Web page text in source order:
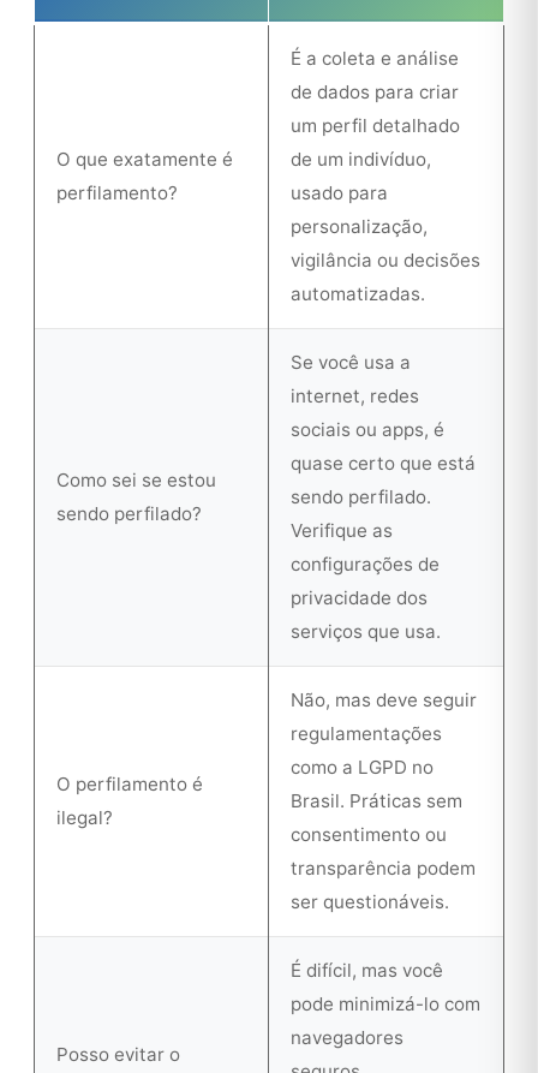
O que exatamente é
perfilamento?
É a coleta e análise
de dados para criar
um perfil detalhado
de um indivíduo,
usado para
personalização,
vigilância ou decisões
automatizadas.
Como sei se estou
sendo perfilado?
Se você usa a
internet, redes
sociais ou apps, é
quase certo que está
sendo perfilado.
Verifique as
configurações de
privacidade dos
serviços que usa.
O perfilamento é
ilegal?
Não, mas deve seguir
regulamentações
como a LGPD no
Brasil. Práticas sem
consentimento ou
transparência podem
ser questionáveis.
Posso evitar o
É difícil, mas você
pode minimizá-lo com
navegadores